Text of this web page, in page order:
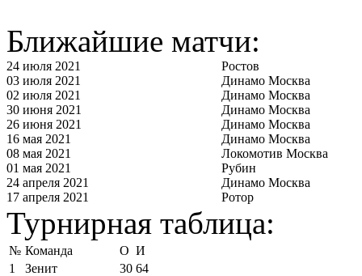
Ближайшие матчи:
24 июля 2021
Ростов
03 июля 2021
Динамо Москва
02 июля 2021
Динамо Москва
30 июня 2021
Динамо Москва
26 июня 2021
Динамо Москва
16 мая 2021
Динамо Москва
08 мая 2021
Локомотив Москва
01 мая 2021
Рубин
24 апреля 2021
Динамо Москва
17 апреля 2021
Ротор
Турнирная таблица:
№ Команда О И
1
Зенит 30 64